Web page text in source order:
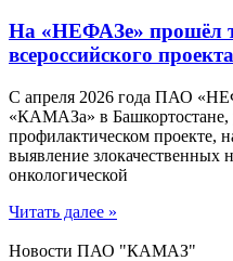
На «НЕФАЗе» прошёл
всероссийского
С апреля 2026 года ПАО
«КАМАЗа» в Башкортостане,
профилактическом проекте,
выявление
онкологической
Читать далее »
Новости ПАО "КАМАЗ"